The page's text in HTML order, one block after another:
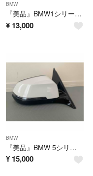
BMW
『美品』BMW1シリーズE87 純正 ラゲッジマット トランクマット ブラック
¥ 13,000
BMW
『美品』BMW 5シリーズ F10 F11LCI Mスポーツ 右 サイドミラー
¥ 15,000